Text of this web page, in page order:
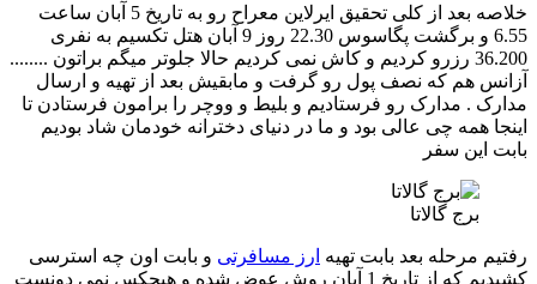
خلاصه بعد از کلی تحقیق ایرلاین معراح رو به تاریخ 5 آبان ساعت
6.55 و برگشت پگاسوس 22.30 روز 9 آبان هتل تکسیم به نفری
36.200 رزرو کردیم و کاش نمی کردیم حالا جلوتر میگم براتون ........
آزانس هم که نصف پول رو گرفت و مابقیش بعد از تهیه و ارسال
مدارک . مدارک رو فرستادیم و بلیط و ووچر را برامون فرستادن تا
اینجا همه چی عالی بود و ما در دنیای دخترانه خودمان شاد بودیم
بابت این سفر
برج گالاتا
رفتیم مرحله بعد بابت تهیه ارز مسافرتی و بابت اون چه استرسی
کشیدیم که از تاریخ 1 آبان روش عوض شده و هیچکس نمی دونست